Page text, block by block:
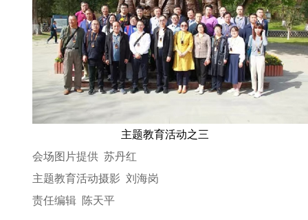
主题教育活动之三
会场图片提供 苏丹红
主题教育活动摄影 刘海岗
责任编辑 陈天平